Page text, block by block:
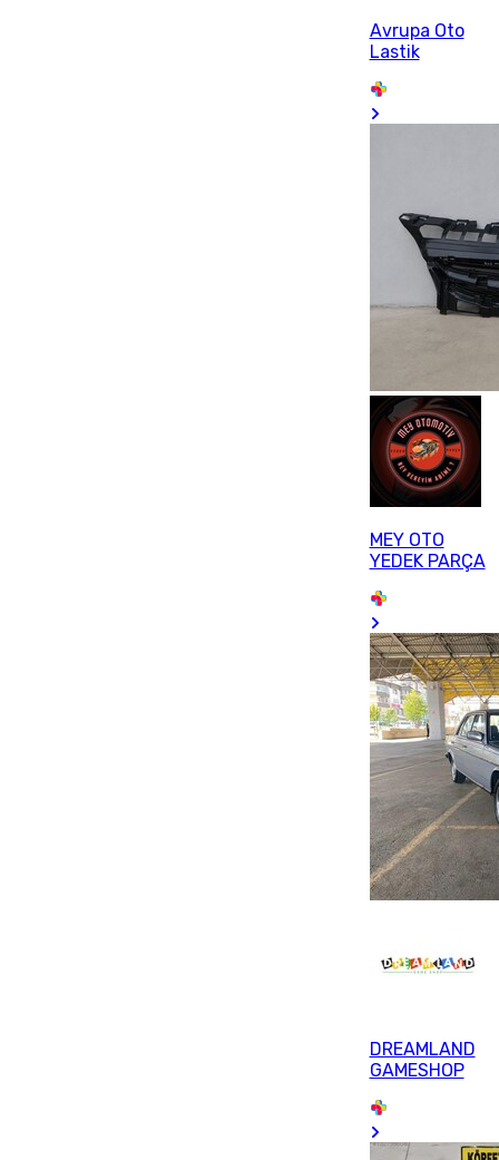
Avrupa Oto
Lastik
MEY OTO
YEDEK PARÇA
DREAMLAND
GAMESHOP